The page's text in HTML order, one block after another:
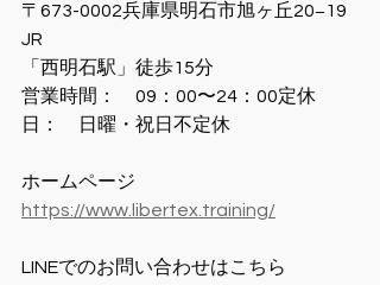
〒673-0002​兵庫県明石市旭ヶ丘20−19 ​
JR
「西明石駅」徒歩15分
営業時間：　09：00〜24：00定休
日：　日曜・祝日不定休
ホームページ
https://www.libertex.training/
LINEでのお問い合わせはこちら